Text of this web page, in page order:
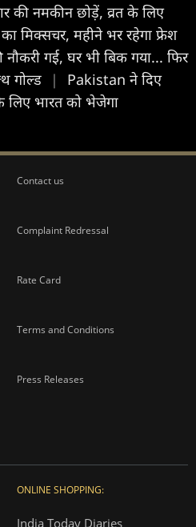
की नमकीन छोड़ें, व्रत के लिए
मिक्सचर, महीने भर रहेगा फ्रेश
गई, घर भी बिक गया... फिर
गोल्ड
|
Pakistan ने दिए
भारत को भेजेगा
Contact us
Complaint Redressal
Rate Card
Terms and Conditions
Press Releases
ONLINE SHOPPING:
India Today Diaries